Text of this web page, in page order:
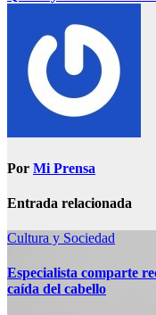
Por Mi Prensa
Entrada relacionada
Cultura y Sociedad
Especialista comparte
caída del cabello